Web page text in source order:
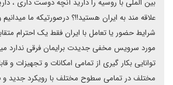
بین الملی با روسیه را دارید آنچه دوست داری ،
علاقه مند به ایران هستید!!؟ درصورتیکه ما
شرایط حضور یا تعامل با ایران فقط یک احترام
مورد سرویس مخفی جدیدت برایمان فرقی ندارد
توانایی بکار گیری از تمامی امکانات و تجهیزات و
مختلف در تمامی سطوح مختلف با رویکرد جدید و